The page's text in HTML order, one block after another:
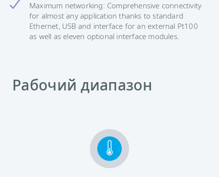
Maximum networking: Comprehensive connectivity
for almost any application thanks to standard
Ethernet, USB and interface for an external Pt100
as well as eleven optional interface modules.
Рабочий диапазон